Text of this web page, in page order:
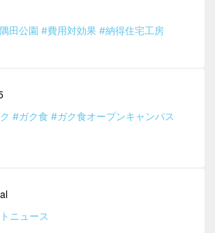
田公園 #費用対効果 #納得住宅工房
#ガク食 #ガク食オープンキャンパス
ニュース